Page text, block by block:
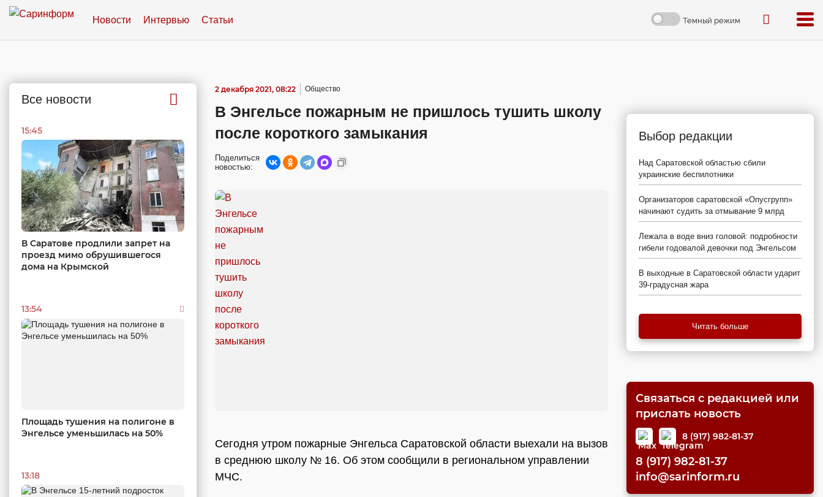
Новости Интервью Статьи Темный режим
Все новости
15:45
В Саратове продлили запрет на
проезд мимо обрушившегося
дома на Крымской
13:54
Площадь тушения на полигоне в
Энгельсе уменьшилась на 50%
13:18
2 декабря 2021, 08:22 Общество
В Энгельсе пожарным не пришлось тушить школу
после короткого замыкания
Поделиться
новостью:
Сегодня утром пожарные Энгельса Саратовской области выехали на вызов
в среднюю школу № 16. Об этом сообщили в региональном управлении
МЧС.
Выбор редакции
Над Саратовской областью сбили
украинские беспилотники
Организаторов саратовской «Опусгрупп»
начинают судить за отмывание 9 млрд
Лежала в воде вниз головой: подробности
гибели годовалой девочки под Энгельсом
В выходные в Саратовской области ударит
39-градусная жара
Читать больше
Связаться с редакцией или
прислать новость
8 (917) 982-81-37
8 (917) 982-81-37
info@sarinform.ru